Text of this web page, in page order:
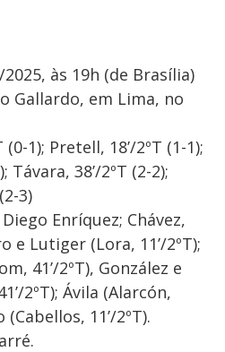
às 19h (de Brasília)
Gallardo, em Lima, no
(0-1); Pretell, 18’/2ºT (1-1);
Távara, 38’/2ºT (2-2);
3)
Diego Enríquez; Chávez,
e Lutiger (Lora, 11’/2ºT);
41’/2ºT), González e
2ºT); Ávila (Alarcón,
(Cabellos, 11’/2ºT).